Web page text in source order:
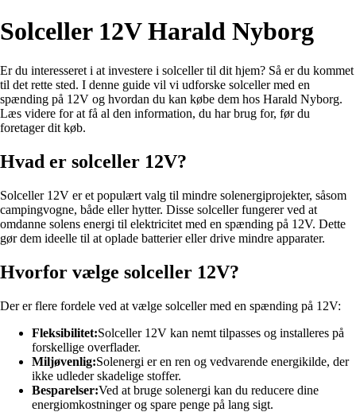
Solceller 12V Harald Nyborg
Er du interesseret i at investere i solceller til dit hjem? Så er du kommet
til det rette sted. I denne guide vil vi udforske solceller med en
spænding på 12V og hvordan du kan købe dem hos Harald Nyborg.
Læs videre for at få al den information, du har brug for, før du
foretager dit køb.
Hvad er solceller 12V?
Solceller 12V er et populært valg til mindre solenergiprojekter, såsom
campingvogne, både eller hytter. Disse solceller fungerer ved at
omdanne solens energi til elektricitet med en spænding på 12V. Dette
gør dem ideelle til at oplade batterier eller drive mindre apparater.
Hvorfor vælge solceller 12V?
Der er flere fordele ved at vælge solceller med en spænding på 12V:
Fleksibilitet:Solceller 12V kan nemt tilpasses og installeres på
forskellige overflader.
Miljøvenlig:Solenergi er en ren og vedvarende energikilde, der
ikke udleder skadelige stoffer.
Besparelser:Ved at bruge solenergi kan du reducere dine
energiomkostninger og spare penge på lang sigt.